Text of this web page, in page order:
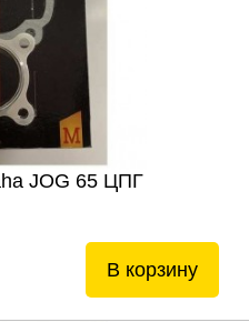
JOG 65 ЦПГ
В корзину